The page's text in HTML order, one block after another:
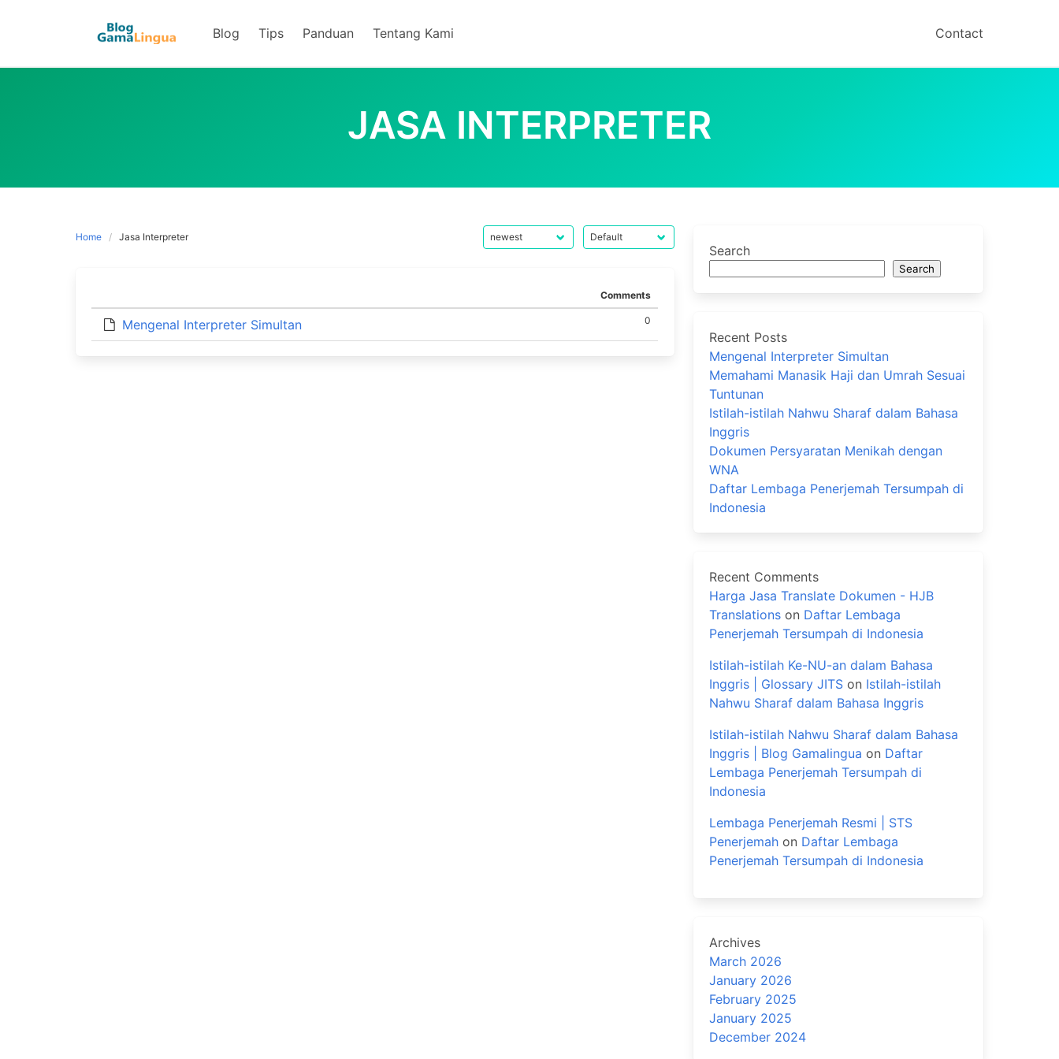
Blog Tips Panduan Tentang Kami Contact
JASA INTERPRETER
Home Jasa Interpreter
Comments
Mengenal Interpreter Simultan 0
Search
Search
Recent Posts
Mengenal Interpreter Simultan
Memahami Manasik Haji dan Umrah Sesuai
Tuntunan
Istilah-istilah Nahwu Sharaf dalam Bahasa
Inggris
Dokumen Persyaratan Menikah dengan
WNA
Daftar Lembaga Penerjemah Tersumpah di
Indonesia
Recent Comments
Harga Jasa Translate Dokumen - HJB
Translationson Daftar Lembaga
Penerjemah Tersumpah di Indonesia
Istilah-istilah Ke-NU-an dalam Bahasa
Inggris | Glossary JITSon Istilah-istilah
Nahwu Sharaf dalam Bahasa Inggris
Istilah-istilah Nahwu Sharaf dalam Bahasa
Inggris | Blog Gamalingua on Daftar
Lembaga Penerjemah Tersumpah di
Indonesia
Lembaga Penerjemah Resmi | STS
Penerjemahon Daftar Lembaga
Penerjemah Tersumpah di Indonesia
Archives
March 2026
January 2026
February 2025
January 2025
December 2024